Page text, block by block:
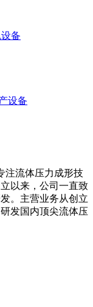
备
设备
注流体压力成形技
以来，公司一直致
。主营业务从创立
发国内顶尖流体压